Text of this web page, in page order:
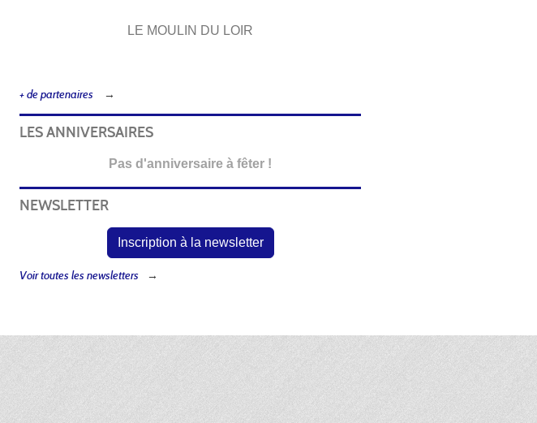
LE MOULIN DU LOIR
Inscription à la newsletter